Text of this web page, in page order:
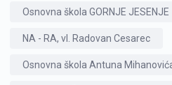
Osnovna škola GORNJE JESENJE
NA - RA, vl. Radovan Cesarec
Osnovna škola Antuna